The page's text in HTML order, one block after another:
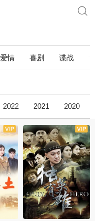
爱情 喜剧 谍战
2022 2021 2020
全34集